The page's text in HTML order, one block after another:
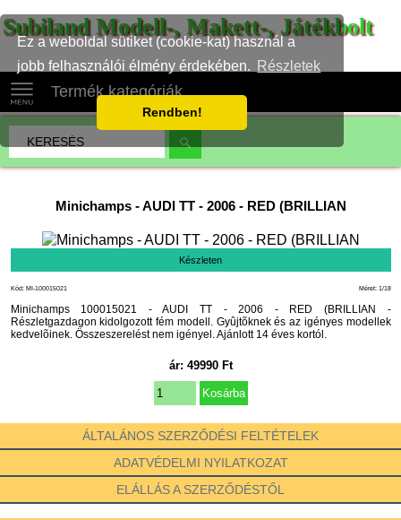
Ez a weboldal sütiket (cookie-kat) használ a
jobb felhasználói élmény érdekében.
Részletek
Rendben!
Subiland Modell-, Makett-, Játékbolt
Termék kategóriák
Minichamps-AUDI TT - 2006 - RED (BRILLIAN
Készleten
Méret: 1/18
Kód: MI-100015021
Minichamps 100015021 - AUDI TT - 2006 - RED (BRILLIAN -
Részletgazdagon kidolgozott fém modell. Gyûjtõknek és az igényes modellek
kedvelõinek. Összeszerelést nem igényel. Ajánlott 14 éves kortól.
ár: 49990Ft
ÁLTALÁNOS SZERZŐDÉSI FELTÉTELEK
ADATVÉDELMI NYILATKOZAT
ELÁLLÁS A SZERZŐDÉSTŐL